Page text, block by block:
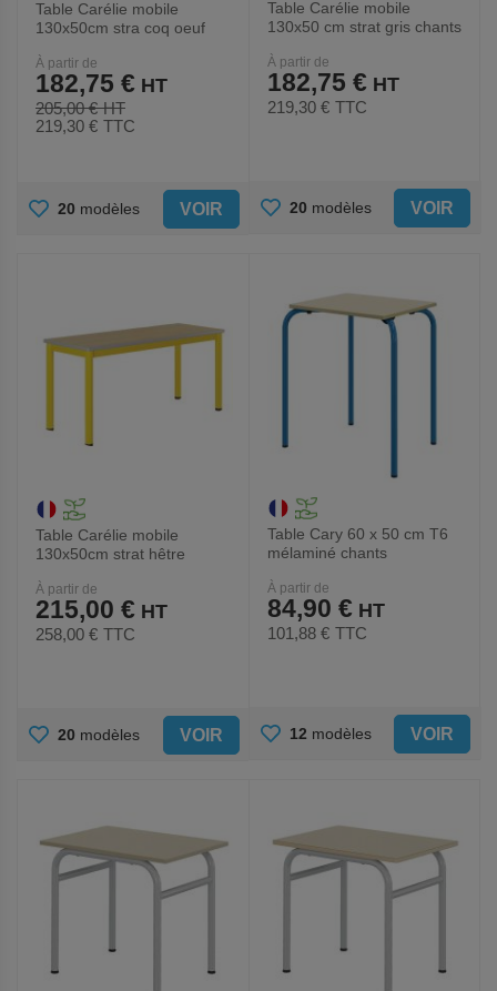
Table Carélie mobile
130x50cm stra coq oeuf
À partir de
205,00 €
182,75 €
219,30 € TTC
AJOUTER
20 modèles VOIR
Table Carélie mobile
130x50 cm strat gris chants
À partir de
182,75 €
219,30 € TTC
AJOUTER
20 modèles VOIR
Table Carélie mobile
130x50cm strat hêtre
Mobidecor
À partir de
215,00 €
258,00 € TTC
AJOUTER
20 modèles VOIR
Table Cary 60 x 50 cm T6
mélaminé chants
À partir de
84,90 €
101,88 € TTC
AJOUTER
12 modèles VOIR